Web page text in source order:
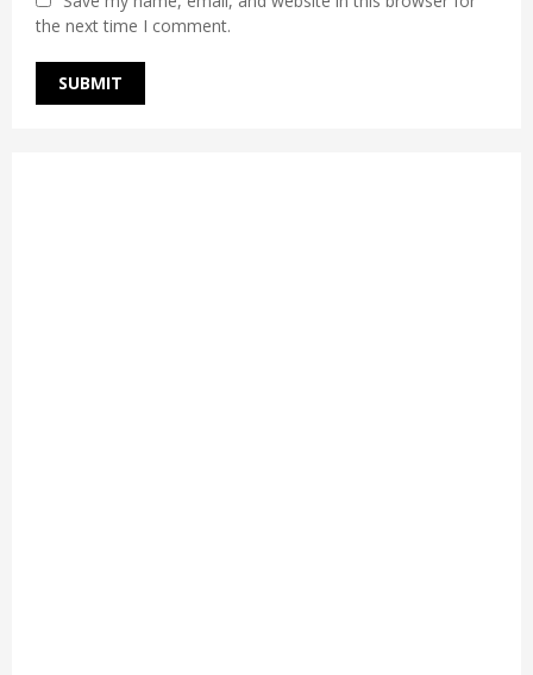
the next time I comment.